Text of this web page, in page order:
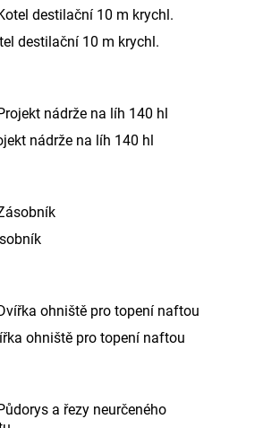
destilační 10 m krychl.
nádrže na líh 140 hl
ohniště pro topení naftou